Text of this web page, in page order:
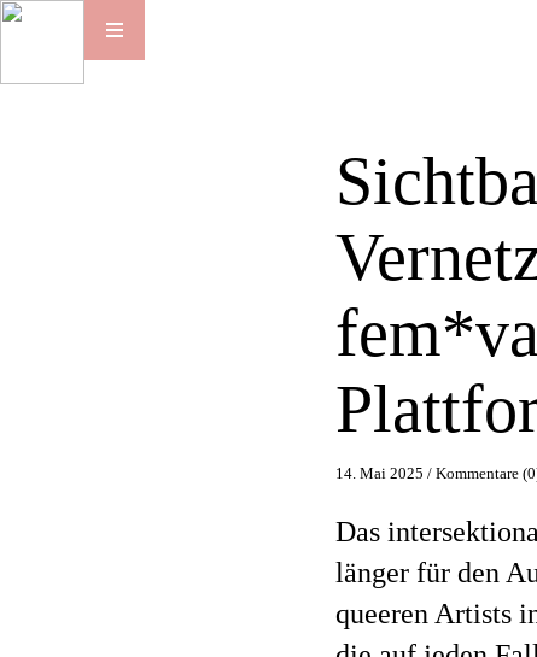
14. Mai 2025 /Kommentare
Das
länger für den
queeren Artists